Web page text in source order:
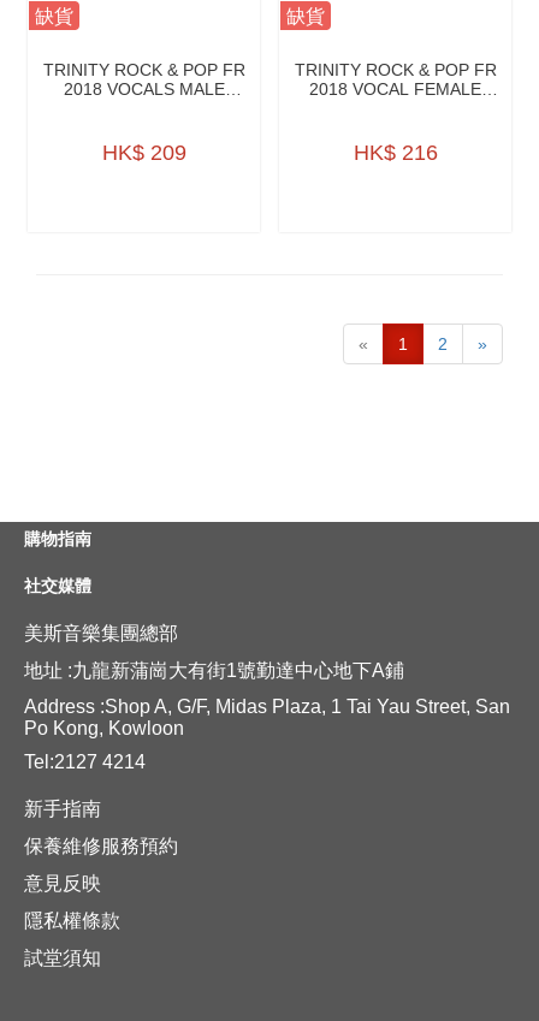
缺貨
TRINITY ROCK & POP FR
2018 VOCALS MALE
HK$ 209
缺貨
TRINITY ROCK & POP FR
2018 VOCAL FEMALE
HK$ 216
« 1 2 »
購物指南
社交媒體
美斯音樂集團總部
地址 :九龍新蒲崗大有街1號勤達中心地下A鋪
Address :Shop A, G/F, Midas Plaza, 1 Tai Yau Street, San
Po Kong, Kowloon
Tel:2127 4214
新手指南
保養維修服務預約
意見反映
隱私權條款
試堂須知